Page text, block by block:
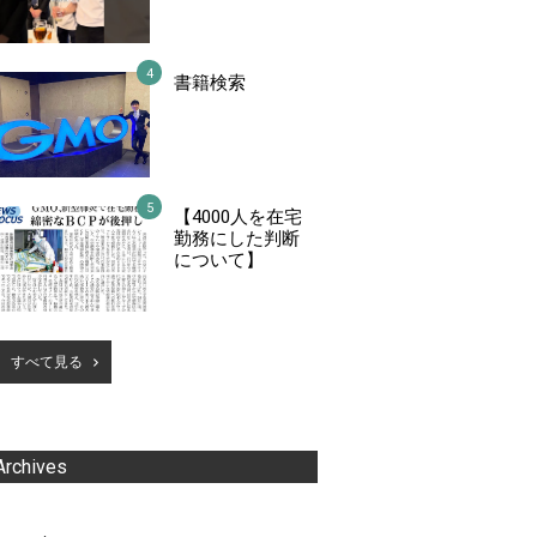
書籍検索
【4000人を在宅
勤務にした判断
について】
すべて見る